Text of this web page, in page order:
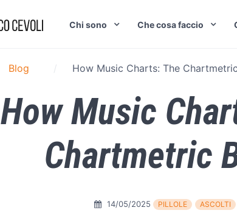
Chi sono Che cosa faccio
Blog How Music Charts: The
How Music
Chartmetric
14/05/2025 PILLOLE ASCOLTI